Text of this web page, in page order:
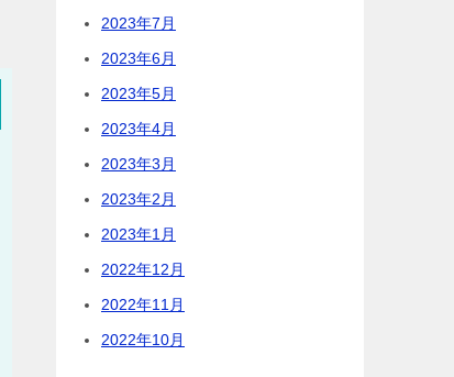
2023年7月
2023年6月
2023年5月
2023年4月
2023年3月
2023年2月
2023年1月
2022年12月
2022年11月
2022年10月